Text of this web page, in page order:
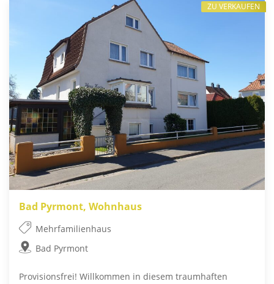
Bad Pyrmont, Wohnhaus
Mehrfamilienhaus
Bad Pyrmont
Provisionsfrei! Willkommen in diesem traumhaften
ZU VERKAUFEN